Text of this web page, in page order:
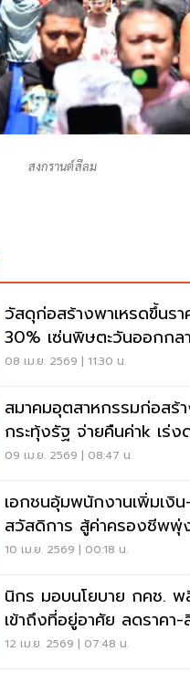
สงกรานต์สีลม
วัสดุก่อสร้างพาเหรดขึ้นรา
30% เซ่นพิษตะวันออกกล
สภาพคล่องรับเหมา
08 เม.ย. 2569 | 11:30 น.
สมาคมอุตสาหกรรมก่อสร้
กระทุ้งรัฐ จ่ายคืนค่าk เร่ง
สภาพคล่องรับเหมา
09 เม.ย. 2569 | 08:47 น.
เอกชนอุ้มพนักงานเพิ่มเงิ
สวัสดิการ สู้ค่าครองชีพพุ่
10 เม.ย. 2569 | 00:18 น.
นิกร มอบนโยบาย กคช. พ
เข้าถึงที่อยู่อาศัย ลดราคา-
เปิดทางมีบ้านง่ายขึ้น
12 เม.ย. 2569 | 07:48 น.